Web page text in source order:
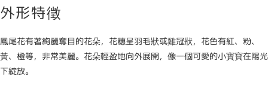
外形特徵
鳳尾花有著絢麗奪目的花朵，花穗呈羽毛狀或雞冠狀，花色有紅、粉、
黃、橙等，非常美麗。花朵輕盈地向外展開，像一個可愛的小寶寶在陽光
下綻放。